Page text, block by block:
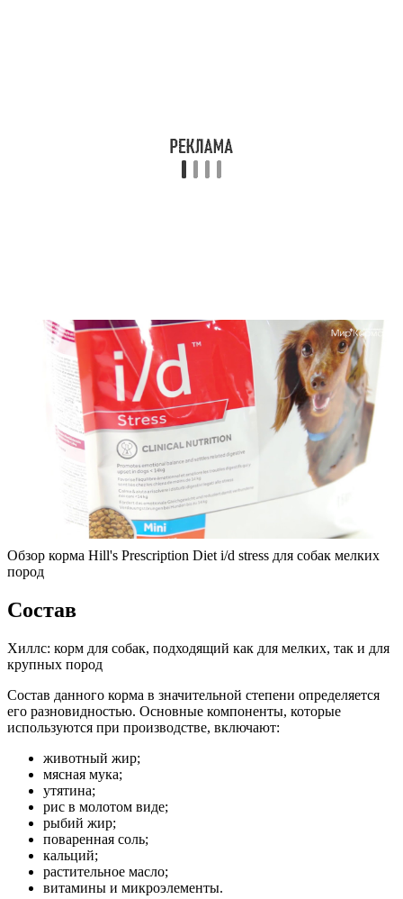
Обзор корма Hill's Prescription Diet i/d stress для собак мелких
пород
Состав
Хиллс: корм для собак, подходящий как для мелких, так и для
крупных пород
Состав данного корма в значительной степени определяется
его разновидностью. Основные компоненты, которые
используются при производстве, включают:
животный жир;
мясная мука;
утятина;
рис в молотом виде;
рыбий жир;
поваренная соль;
кальций;
растительное масло;
витамины и микроэлементы.